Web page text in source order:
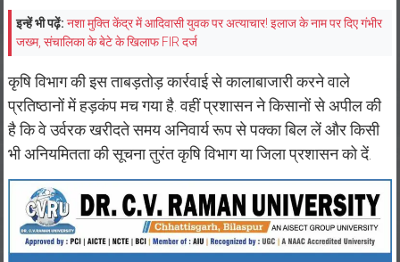
इन्हें भी पढ़ें: नशा मुक्ति केंद्र में आदिवासी युवक पर अत्याचार! इलाज के नाम पर दिए गंभीर
जख्म, संचालिका के बेटे के खिलाफ FIR दर्ज
कृषि विभाग की इस ताबड़तोड़ कार्रवाई से कालाबाजारी करने वाले
प्रतिष्ठानों में हड़कंप मच गया है. वहीं प्रशासन ने किसानों से अपील की
है कि वे उर्वरक खरीदते समय अनिवार्य रूप से पक्का बिल लें और किसी
भी अनियमितता की सूचना तुरंत कृषि विभाग या जिला प्रशासन को दें.